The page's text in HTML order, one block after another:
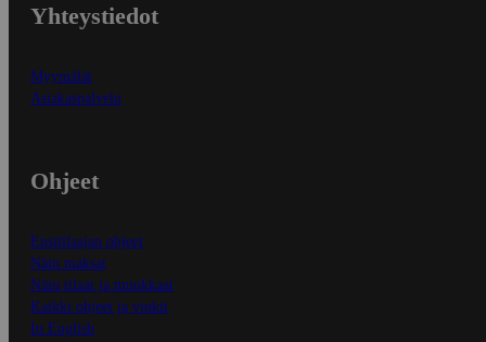
Yhteystiedot
Myymälät
Asiakaspalvelu
Ohjeet
Ensitilaajan ohjeet
Näin maksat
Näin tilaat ja muokkaat
Kaikki ohjeet ja vinkit
In English